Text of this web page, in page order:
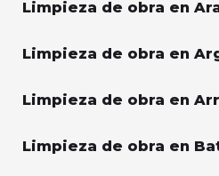
Limpieza de obra en
Limpieza de obra en
Limpieza de obra en
Limpieza de obra en